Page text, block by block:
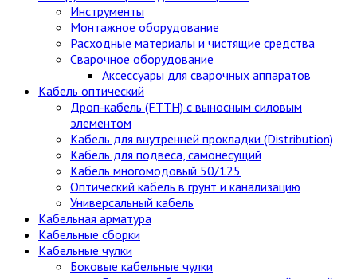
Инструменты
Монтажное оборудование
Расходные материалы и чистящие средства
Сварочное оборудование
Аксессуары для сварочных аппаратов
Кабель оптический
Дроп-кабель (FTTH) с выносным силовым
элементом
Кабель для внутренней прокладки (Distribution)
Кабель для подвеса, самонесущий
Кабель многомодовый 50/125
Оптический кабель в грунт и канализацию
Универсальный кабель
Кабельная арматура
Кабельные сборки
Кабельные чулки
Боковые кабельные чулки